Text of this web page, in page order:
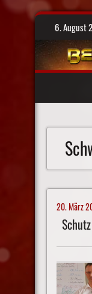
Skip
6. August
20. März